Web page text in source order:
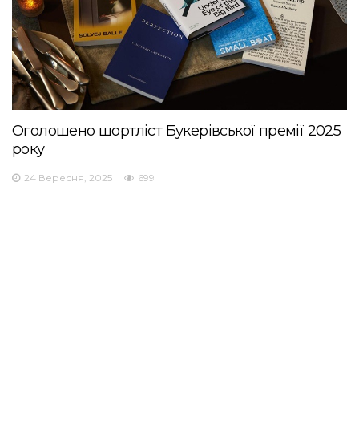
Оголошено шортліст Букерівської премії 2025
року
24 Вересня, 2025 699